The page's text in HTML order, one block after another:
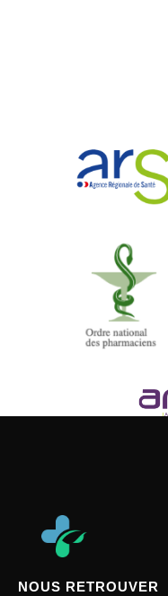
NOUS RETROUVER